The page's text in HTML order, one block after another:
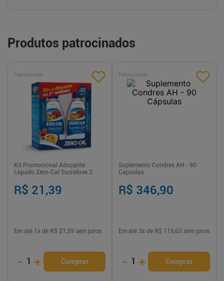
Produtos patrocinados
Patrocinado
Kit Promocional Adoçante
Líquido Zero-Cal Sucralose 2
R$ 21,39
Em até 1 x de R$ 21,39 sem juros
- 1 + Comprar
Patrocinado
Suplemento Condres AH - 90
Cápsulas
R$ 346,90
Em até 3x de R$ 115,63 sem juros
- 1 + Comprar